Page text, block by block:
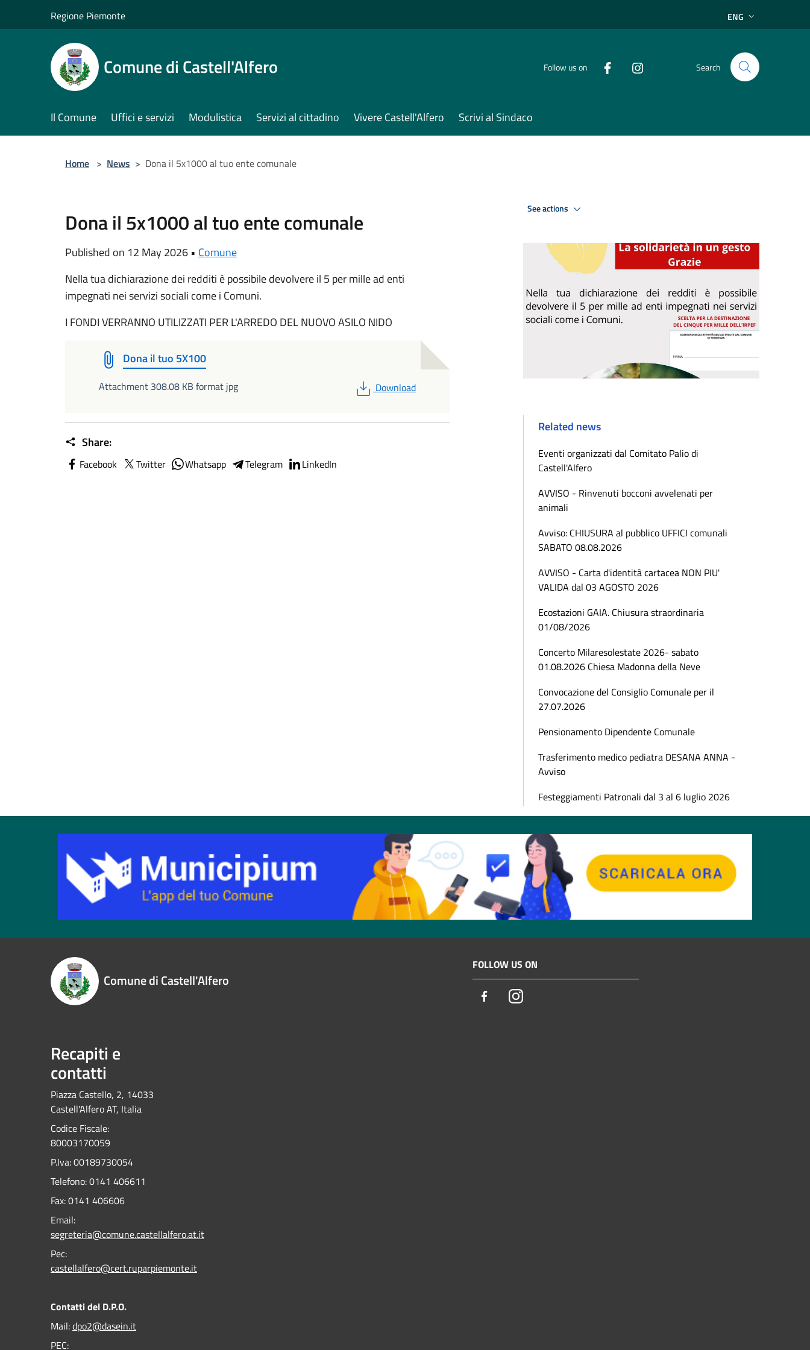
Regione Piemonte ENG
Comune di Castell'Alfero Follow us on Search
Il Comune Uffici e servizi Modulistica Servizi al cittadino Vivere Castell'Alfero Scrivi al Sindaco
Home > News > Dona il 5x1000 al tuo ente comunale
Dona il 5x1000 al tuo ente comunale
Published on 12 May 2026 • Comune
Nella tua dichiarazione dei redditi è possibile devolvere il 5 per mille ad enti
impegnati nei servizi sociali come i Comuni.
I FONDI VERRANNO UTILIZZATI PER L'ARREDO DEL NUOVO ASILO NIDO
Dona il tuo 5X100
Attachment 308.08 KB format jpg PDF
Download
Share:
Facebook Twitter Whatsapp Telegram LinkedIn
See actions
Related news
Eventi organizzati dal Comitato Palio di
Castell'Alfero
AVVISO - Rinvenuti bocconi avvelenati per
animali
Avviso: CHIUSURA al pubblico UFFICI comunali
SABATO 08.08.2026
AVVISO - Carta d'identità cartacea NON PIU'
VALIDA dal 03 AGOSTO 2026
Ecostazioni GAIA. Chiusura straordinaria
01/08/2026
Concerto Milaresolestate 2026- sabato
01.08.2026 Chiesa Madonna della Neve
Convocazione del Consiglio Comunale per il
27.07.2026
Pensionamento Dipendente Comunale
Trasferimento medico pediatra DESANA ANNA -
Avviso
Festeggiamenti Patronali dal 3 al 6 luglio 2026
Comune di Castell'Alfero
FOLLOW US ON
FacebookInstagram
Recapiti e
contatti
Piazza Castello, 2, 14033
Castell'Alfero AT, Italia
Codice Fiscale:
80003170059
P.Iva: 00189730054
Telefono:0141 406611
Fax:0141 406606
Email:
segreteria@comune.castellalfero.at.it
Pec:
castellalfero@cert.ruparpiemonte.it
Contatti del D.P.O.
Mail:dpo2@dasein.it
PEC: